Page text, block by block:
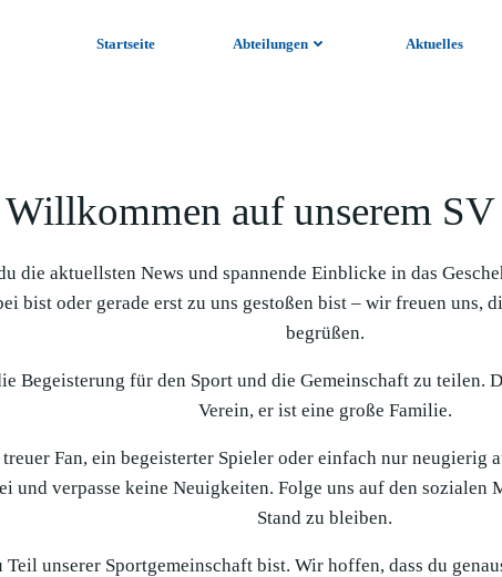
Startseite Abteilungen Aktuelles
auf unserem
die aktuellsten News und spannende Einblicke in das
bist oder gerade erst zu uns gestoßen bist – wir freuen uns,
begrüßen.
Begeisterung für den Sport und die Gemeinschaft zu teilen.
Verein, er ist eine große Familie.
Fan, ein begeisterter Spieler oder einfach nur neugierig
und verpasse keine Neuigkeiten. Folge uns auf den sozialen
Stand zu bleiben.
Teil unserer Sportgemeinschaft bist. Wir hoffen, dass du